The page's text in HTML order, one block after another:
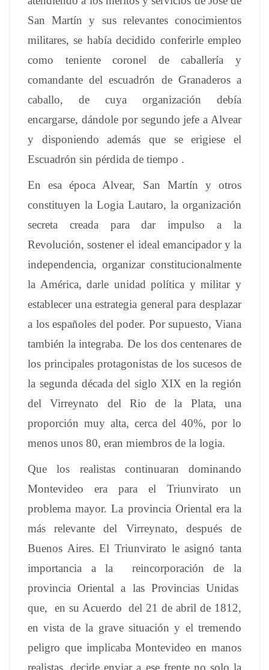
San Martín y sus relevantes conocimientos
militares, se había decidido conferirle empleo
como teniente coronel de caballería y
comandante del escuadrón de Granaderos a
caballo, de cuya organización debía
encargarse, dándole por segundo jefe a Alvear
y disponiendo además que se erigiese el
Escuadrón sin pérdida de tiempo .
En esa época Alvear, San Martín y otros
constituyen la Logia Lautaro, la organización
secreta creada para dar impulso a la
Revolución, sostener el ideal emancipador y la
independencia, organizar constitucionalmente
la América, darle unidad política y militar y
establecer una estrategia general para desplazar
a los españoles del poder. Por supuesto, Viana
también la integraba. De los dos centenares de
los principales protagonistas de los sucesos de
la segunda década del siglo XIX en la región
del Virreynato del Rio de la Plata, una
proporción muy alta, cerca del 40%, por lo
menos unos 80, eran miembros de la logia.
Que los realistas continuaran dominando
Montevideo era para el Triunvirato un
problema mayor. La provincia Oriental era la
más relevante del Virreynato, después de
Buenos Aires. El Triunvirato le asignó tanta
importancia a la reincorporación de la
provincia Oriental a las Provincias Unidas
que, en su Acuerdo del 21 de abril de 1812,
en vista de la grave situación y el tremendo
peligro que implicaba Montevideo en manos
realistas, decide enviar a ese frente no solo la